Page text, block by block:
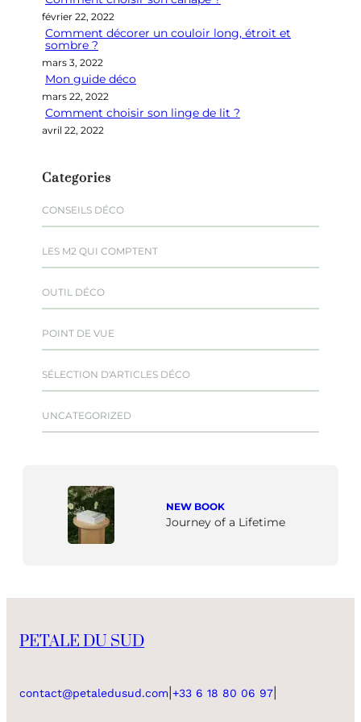
e
février 22, 2022
Comment décorer un couloir long, étroit et
sombre ?
mars 3, 2022
Mon guide déco
mars 22, 2022
Comment choisir son linge de lit ?
avril 22, 2022
Categories
CONSEILS DÉCO
LES M2 QUI COMPTENT
OUTIL DÉCO
POINT DE VUE
SÉLECTION D'ARTICLES DÉCO
UNCATEGORIZED
NEW BOOK
Journey of a Lifetime
PETALE DU SUD
contact@petaledusud.com +33 6 18 80 06 97